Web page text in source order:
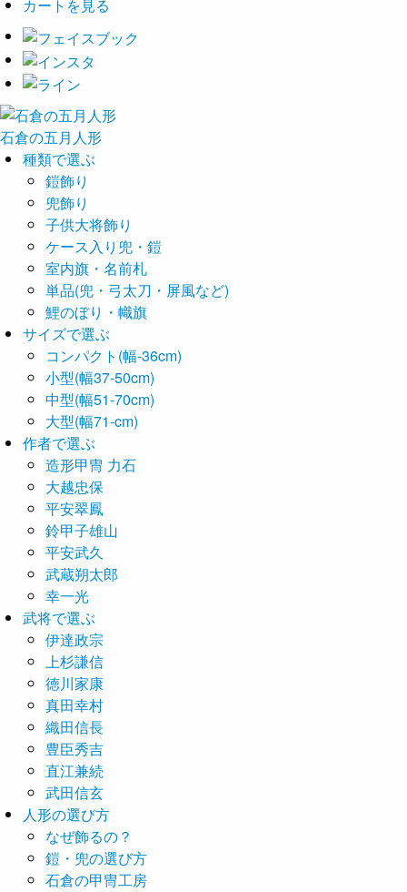
カートを見る
石倉の五月 人形
種類で選ぶ
鎧飾り
兜飾り
子供大将飾り
ケース入り兜・鎧
室内旗・名前札
単品(兜・弓太刀・屏風など)
鯉のぼり・幟旗
サイズで選ぶ
コンパクト(幅-36cm)
小型(幅37-50cm)
中型(幅51-70cm)
大型(幅71-cm)
作者で選ぶ
造形甲冑 力石
大越忠保
平安翠鳳
鈴甲子雄山
平安武久
武蔵朔太郎
幸一光
武将で選ぶ
伊達政宗
上杉謙信
徳川家康
真田幸村
織田信長
豊臣秀吉
直江兼続
武田信玄
人形の選び方
なぜ飾るの？
鎧・兜の選び方
石倉の甲冑工房